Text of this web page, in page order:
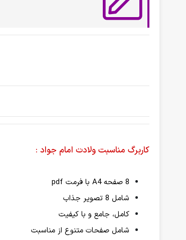
کاربرگ مناسبت ولادت امام جواد :
8 صفحه A4 با فرمت pdf
شامل 8 تصویر جذاب
کامل، جامع و با کیفیت
شامل صفحات متنوع از مناسبت